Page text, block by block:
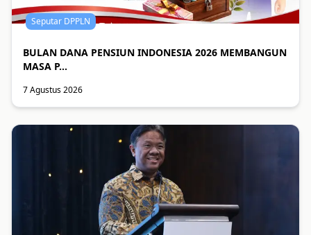
Seputar DPPLN
BULAN DANA PENSIUN INDONESIA 2026 MEMBANGUN
MASA P...
7 Agustus 2026